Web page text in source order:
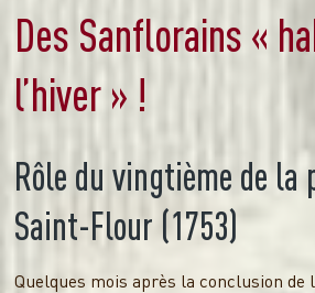
Des Sanflorains «
l’hiver » !
Rôle du vingtième de la
Saint-Flour (1753)
Quelques mois après la conclusion de